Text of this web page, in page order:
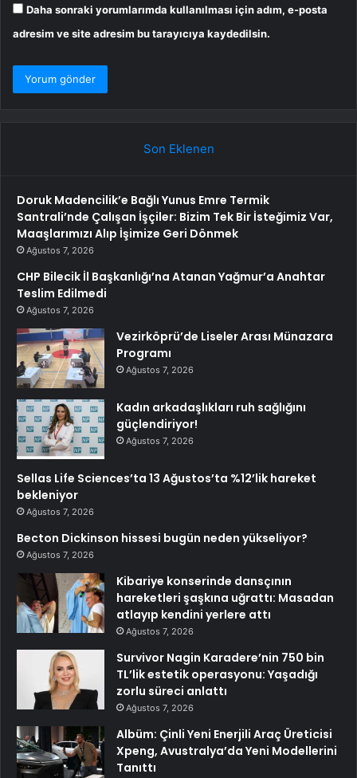
Daha sonraki yorumlarımda kullanılması için adım, e-posta
adresim ve site adresim bu tarayıcıya kaydedilsin.
Son Eklenen
Doruk Madencilik’e Bağlı Yunus Emre Termik
Santrali’nde Çalışan İşçiler: Bizim Tek Bir İsteğimiz Var,
Maaşlarımızı Alıp İşimize Geri Dönmek
Ağustos 7, 2026
CHP Bilecik İl Başkanlığı’na Atanan Yağmur’a Anahtar
Teslim Edilmedi
Ağustos 7, 2026
Vezirköprü’de Liseler Arası Münazara
Programı
Ağustos 7, 2026
Kadın arkadaşlıkları ruh sağlığını
güçlendiriyor!
Ağustos 7, 2026
Sellas Life Sciences’ta 13 Ağustos’ta %12’lik hareket
bekleniyor
Ağustos 7, 2026
Becton Dickinson hissesi bugün neden yükseliyor?
Ağustos 7, 2026
Kibariye konserinde dansçının
hareketleri şaşkına uğrattı: Masadan
atlayıp kendini yerlere attı
Ağustos 7, 2026
Survivor Nagin Karadere’nin 750 bin
TL’lik estetik operasyonu: Yaşadığı
zorlu süreci anlattı
Ağustos 7, 2026
Albüm: Çinli Yeni Enerjili Araç Üreticisi
Xpeng, Avustralya’da Yeni Modellerini
Tanıttı